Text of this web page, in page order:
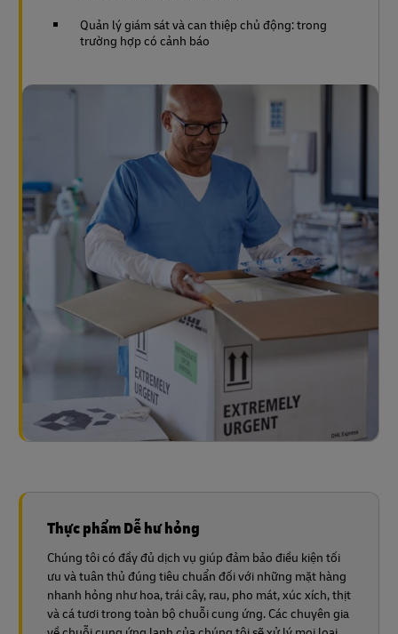
Quản lý giám sát và can thiệp chủ động: trong
trường hợp có cảnh báo
Thực phẩm Dễ hư hỏng
Chúng tôi có đầy đủ dịch vụ giúp đảm bảo điều kiện tối
ưu và tuân thủ đúng tiêu chuẩn đối với những mặt hàng
nhanh hỏng như hoa, trái cây, rau, pho mát, xúc xích, thịt
và cá tươi trong toàn bộ chuỗi cung ứng. Các chuyên gia